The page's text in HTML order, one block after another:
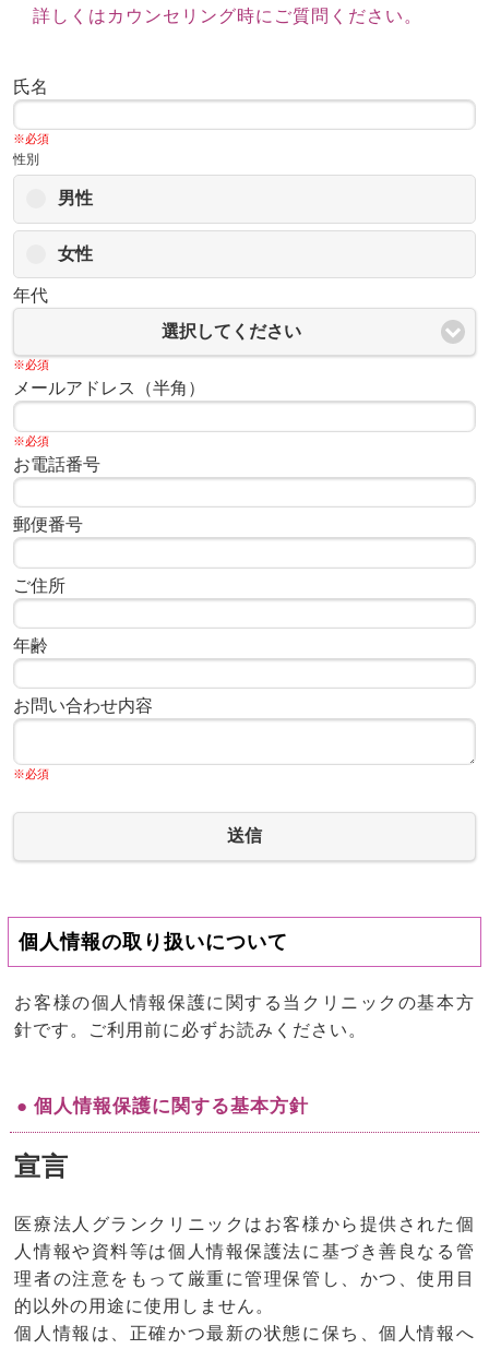
詳しくはカウンセリング時にご質問ください。
氏名
※必須
性別
男性
女性
年代
選択してください
※必須
メールアドレス（半角）
※必須
お電話番号
郵便番号
ご住所
年齢
お問い合わせ内容
※必須
送信
個人情報の取り扱いについて
お客様の個人情報保護に関する当クリニックの基本方
針です。ご利用前に必ずお読みください。
● 個人情報保護に関する基本方針
宣言
医療法人グランクリニックはお客様から提供された個
人情報や資料等は個人情報保護法に基づき善良なる管
理者の注意をもって厳重に管理保管し、かつ、使用目
的以外の用途に使用しません。
個人情報は、正確かつ最新の状態に保ち、個人情報へ